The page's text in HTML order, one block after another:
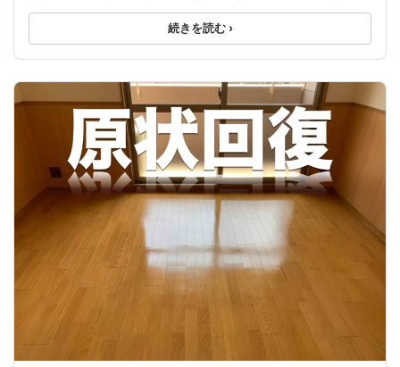
て大変」 「枯れてきている木があ ...
続きを読む ›